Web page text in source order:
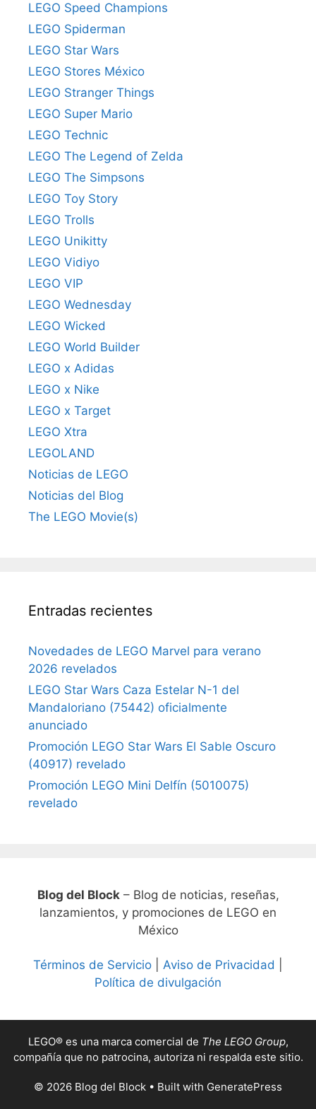
LEGO Speed Champions
LEGO Spiderman
LEGO Star Wars
LEGO Stores México
LEGO Stranger Things
LEGO Super Mario
LEGO Technic
LEGO The Legend of Zelda
LEGO The Simpsons
LEGO Toy Story
LEGO Trolls
LEGO Unikitty
LEGO Vidiyo
LEGO VIP
LEGO Wednesday
LEGO Wicked
LEGO World Builder
LEGO x Adidas
LEGO x Nike
LEGO x Target
LEGO Xtra
LEGOLAND
Noticias de LEGO
Noticias del Blog
The LEGO Movie(s)
Entradas recientes
Novedades de LEGO Marvel para verano
2026 revelados
LEGO Star Wars Caza Estelar N-1 del
Mandaloriano (75442) oficialmente
anunciado
Promoción LEGO Star Wars El Sable Oscuro
(40917) revelado
Promoción LEGO Mini Delfín (5010075)
revelado
Blog del Block– Blog de noticias, reseñas,
lanzamientos, y promociones de LEGO en
México
Términos de Servicio Aviso de Privacidad
Política de divulgación
LEGO® es una marca comercial de The LEGO Group,
compañía que no patrocina, autoriza ni respalda este sitio.
© 2026 Blog del Block • Built with GeneratePress